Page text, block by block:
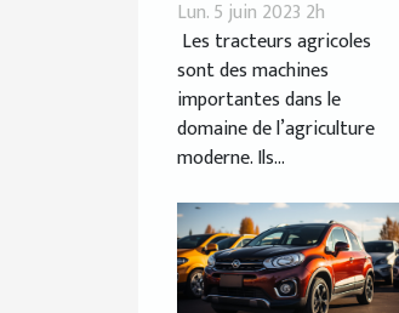
l’efficacité et la
productivité des
exploitations
agricoles ?
Lun. 5 juin 2023 2h
Les tracteurs agricoles
sont des machines
importantes dans le
domaine de l’agriculture
moderne. Ils...